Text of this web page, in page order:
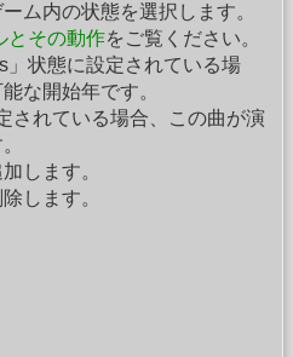
ム内の状態を選択します。
とその動作をご覧ください。
」状態に設定されている場
な開始年です。
されている場合、この曲が演
します。
します。